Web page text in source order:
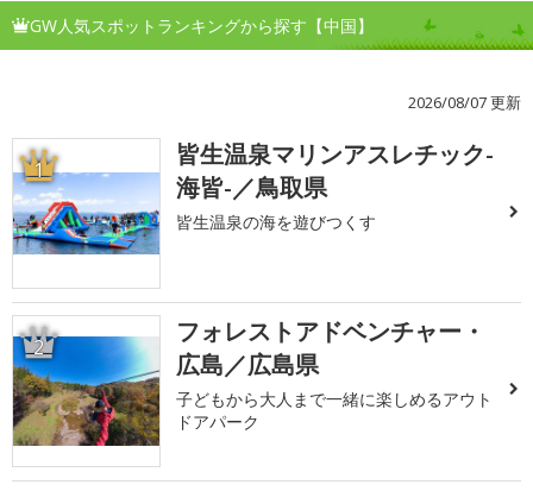
GW人気スポットランキングから探す【中国】
2026/08/07 更新
1
皆生温泉マリンアスレチック-
海皆-／鳥取県
皆生温泉の海を遊びつくす
2
フォレストアドベンチャー・
広島／広島県
子どもから大人まで一緒に楽しめるアウト
ドアパーク